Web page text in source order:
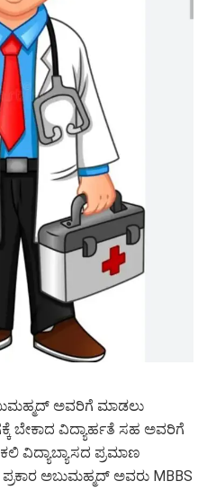
ಅವರಿಗೆ ಮಾಡಲು
ಬೇಕಾದ ವಿದ್ಯಾರ್ಹತೆ ಸಹ ಅವರಿಗೆ
ವಿದ್ಯಾಬ್ಯಾಸದ ಪ್ರಮಾಣ
ಅಬುಮಹ್ಮದ್ ಅವರು MBBS